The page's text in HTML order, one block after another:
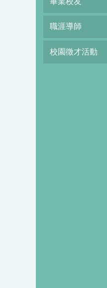
職涯導師
校園徵才活動